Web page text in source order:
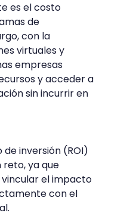
es el costo
de
con la
virtuales y
empresas
y acceder a
sin incurrir en
inversión (ROI)
ya que
el impacto
con el